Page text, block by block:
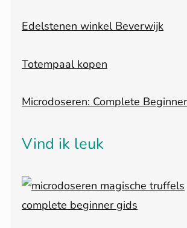
Edelstenen winkel Beverwijk
Totempaal kopen
Microdoseren: Complete
Vind ik leuk